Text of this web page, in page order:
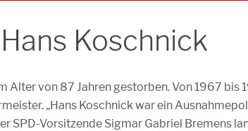
Koschnick
Alter von 87 Jahren gestorben. Von 1967 bis
„Hans Koschnick war ein
SPD-Vorsitzende Sigmar Gabriel Bremens